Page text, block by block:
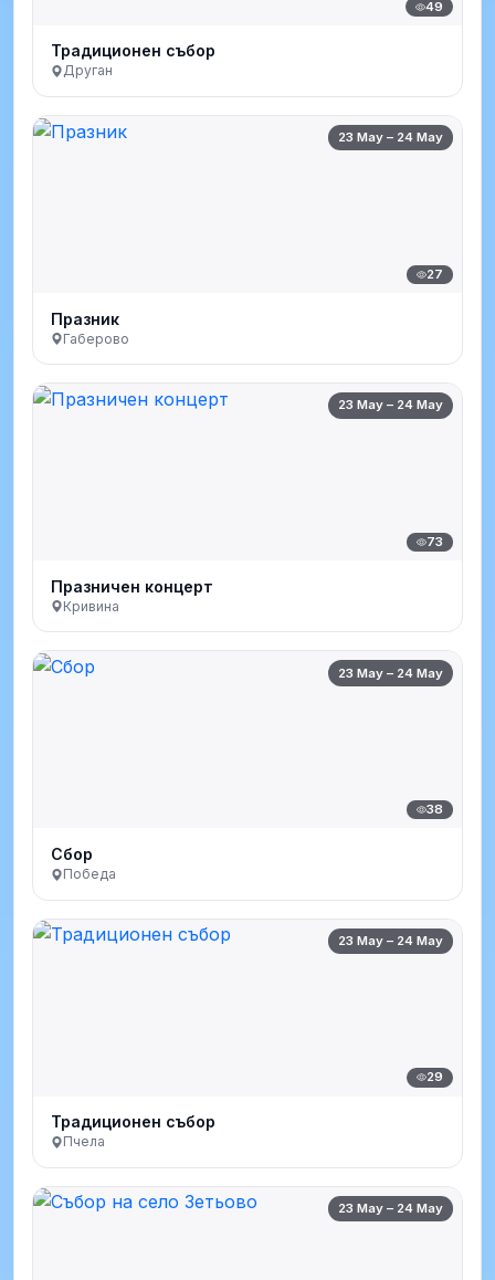
49
Традиционен събор
Друган
23 May – 24 May
27
Празник
Габерово
23 May – 24 May
73
Празничен концерт
Кривина
23 May – 24 May
38
Сбор
Победа
23 May – 24 May
29
Традиционен събор
Пчела
23 May – 24 May